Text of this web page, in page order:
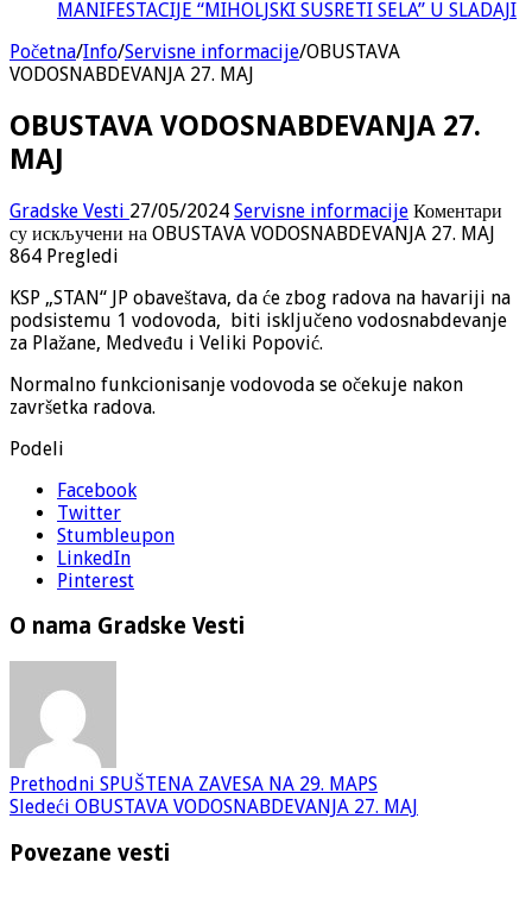
MANIFESTACIJE “MIHOLJSKI SUSRETI SELA” U SLADAJI
Početna/Info/Servisne informacije/OBUSTAVA
VODOSNABDEVANJA 27. MAJ
OBUSTAVA VODOSNABDEVANJA 27.
MAJ
Gradske Vesti 27/05/2024 Servisne informacije Коментари
су искључени на OBUSTAVA VODOSNABDEVANJA 27. MAJ
864 Pregledi
KSP „STAN“ JP obaveštava, da će zbog radova na havariji na
podsistemu 1 vodovoda, biti isključeno vodosnabdevanje
za Plažane, Medveđu i Veliki Popović.
Normalno funkcionisanje vodovoda se očekuje nakon
završetka radova.
Podeli
Facebook
Twitter
Stumbleupon
LinkedIn
Pinterest
O nama Gradske Vesti
Prethodni SPUŠTENA ZAVESA NA 29. MAPS
Sledeći OBUSTAVA VODOSNABDEVANJA 27. MAJ
Povezane vesti